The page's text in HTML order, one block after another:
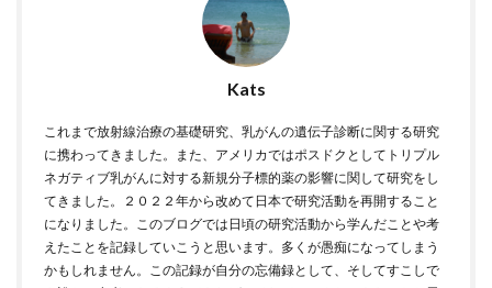
Kats
これまで放射線治療の基礎研究、乳がんの遺伝子診断に関する研究
に携わってきました。また、アメリカではポスドクとしてトリプル
ネガティブ乳がんに対する新規分子標的薬の影響に関して研究をし
てきました。２０２２年から改めて日本で研究活動を再開すること
になりました。このブログでは日頃の研究活動から学んだことや考
えたことを記録していこうと思います。多くが愚痴になってしまう
かもしれません。この記録が自分の忘備録として、そしてすこしで